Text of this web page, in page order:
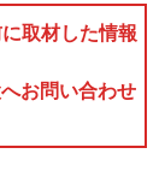
取材した情報
お問い合わせ